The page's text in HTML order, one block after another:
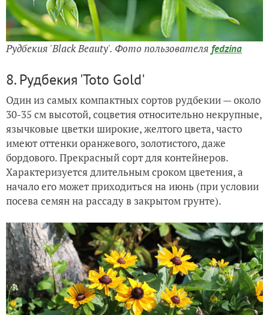
Рудбекия 'Black Beauty'. Фото пользователя fedzina
8. Рудбекия 'Toto Gold'
Один из самых компактных сортов рудбекии — около
30-35 см высотой, соцветия относительно некрупные,
язычковые цветки широкие, желтого цвета, часто
имеют оттенки оранжевого, золотистого, даже
бордового. Прекрасный сорт для контейнеров.
Характеризуется длительным сроком цветения, а
начало его может приходиться на июнь (при условии
посева семян на рассаду в закрытом грунте).